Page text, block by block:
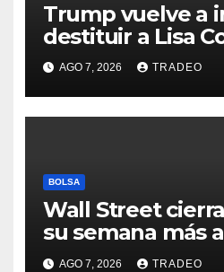
Trump vuelve a
destituir a Lisa
acusaciones de
hipotecario
AGO 7, 2026 TRADEO
BOLSA
Wall Street
su semana más
abril
AGO 7, 2026 TRADEO